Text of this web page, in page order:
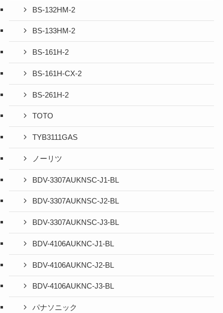
BS-132HM-2
BS-133HM-2
BS-161H-2
BS-161H-CX-2
BS-261H-2
TOTO
TYB3111GAS
ノーリツ
BDV-3307AUKNSC-J1-BL
BDV-3307AUKNSC-J2-BL
BDV-3307AUKNSC-J3-BL
BDV-4106AUKNC-J1-BL
BDV-4106AUKNC-J2-BL
BDV-4106AUKNC-J3-BL
パナソニック